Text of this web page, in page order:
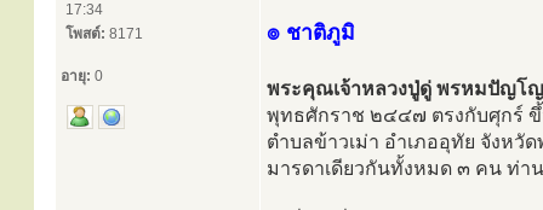
17:34
โพสต์: 8171
อายุ: 0
๏ ชาติภูมิ
พระคุณเจ้าหลวงปู่ดู่ พรหมปัญโญ
พุทธศักราช ๒๔๔๗ ตรงกับศุกร์
ตำบลข้าวเม่า อำเภออุทัย จังห
มารดาเดียวกันทั้งหมด ๓ คน ท่